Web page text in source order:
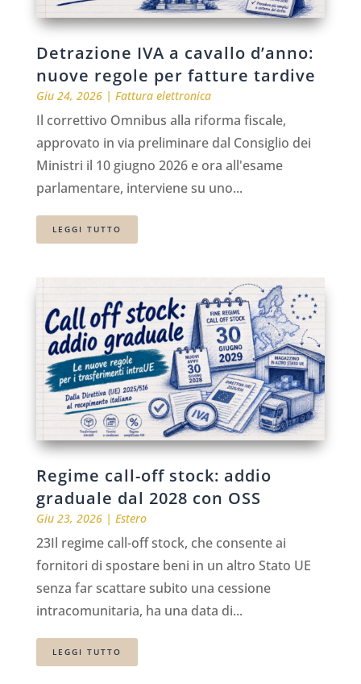
Detrazione IVA a cavallo d’anno:
nuove regole per fatture tardive
Giu 24, 2026| Fattura elettronica
Il correttivo Omnibus alla riforma fiscale,
approvato in via preliminare dal Consiglio dei
Ministri il 10 giugno 2026 e ora all'esame
parlamentare, interviene su uno...
LEGGI TUTTO
Regime call-off stock: addio
graduale dal 2028 con OSS
Giu 23, 2026| Estero
23Il regime call-off stock, che consente ai
fornitori di spostare beni in un altro Stato UE
senza far scattare subito una cessione
intracomunitaria, ha una data di...
LEGGI TUTTO